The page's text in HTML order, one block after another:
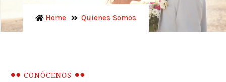
Home Quienes Somos
CONÓCENOS